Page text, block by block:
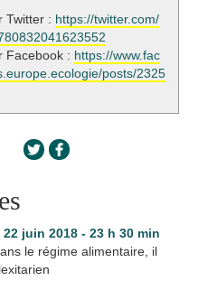
Twitter : https://twitter.com/
Facebook : https://www.fac
posts/2325
22 juin 2018 - 23 h 30 min
le régime alimentaire, il